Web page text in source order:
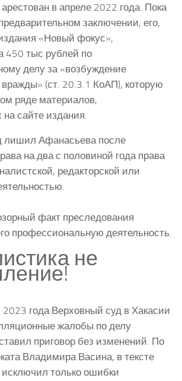
в апреле 2022 года. Пока
заключении, его,
«Новый фокус»,
450 тыс рублей по
делу за «возбуждение
(ст. 20.3.1 КоАП), которую
ряде материалов,
сайте издания.
лишил Афанасьева после
на два с половиной года права
редакторской или
факт преследования
профессиональную деятельность.
не
2023 года Верховный суд в Хакасии
жалобы по делу
приговор без изменений. По
Владимира Васина, в тексте
только ошибки